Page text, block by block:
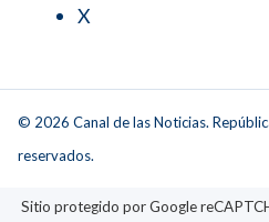
X
© 2026 Canal de las Noticias.
reservados.
Sitio protegido por Google